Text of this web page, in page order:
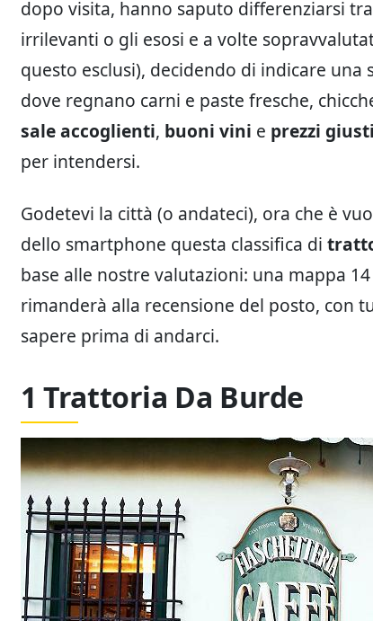
dopo visita, hanno saputo differenziarsi
irrilevanti o gli esosi e a volte
questo esclusi), decidendo di indicare
dove regnano carni e paste fresche,
sale accoglienti, buoni vini e prezzi giusti
per intendersi.
Godetevi la città (o andateci), ora che è
dello smartphone questa classifica di
base alle nostre valutazioni: una mappa
rimanderà alla recensione del posto, con
sapere prima di andarci.
1 Trattoria Da Burde